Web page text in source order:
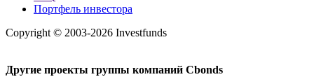
Портфель инвестора
Copyright © 2003-2026 Investfunds
Другие проекты группы компаний Cbonds